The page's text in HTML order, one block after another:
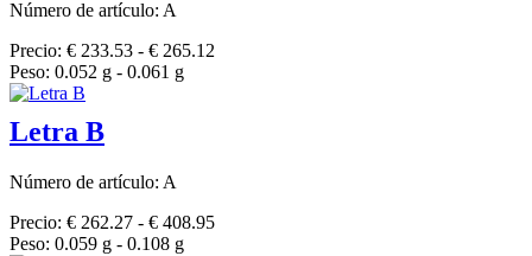
Número de artículo: A
Precio: € 233.53 - € 265.12
Peso: 0.052 g - 0.061 g
Letra B
Número de artículo: A
Precio: € 262.27 - € 408.95
Peso: 0.059 g - 0.108 g